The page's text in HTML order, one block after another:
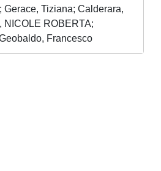
Gerace, Tiziana; Calderara,
NICOLE ROBERTA;
Francesco